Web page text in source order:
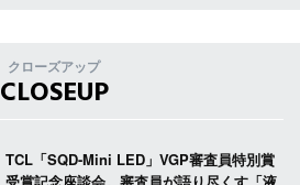
クローズアップ
CLOSEUP
TCL「SQD-Mini LED」VGP審査員特別賞